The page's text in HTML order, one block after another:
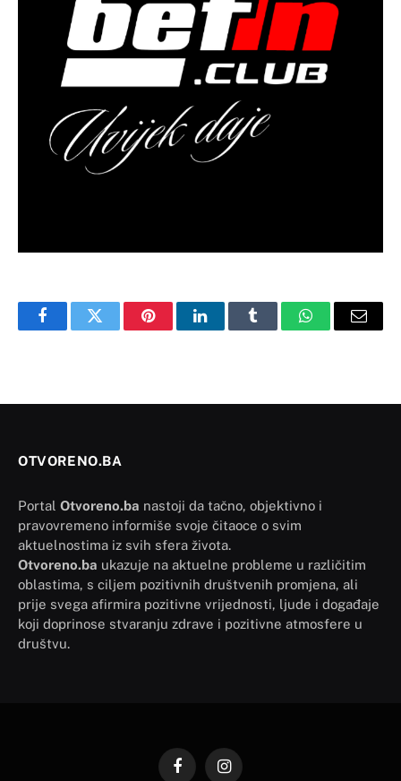
FacebookTwitter PinterestLinkedInTumblr WhatsAppEmail
OTVORENO.BA
Portal Otvoreno.ba nastoji da tačno, objektivno i
pravovremeno informiše svoje čitaoce o svim
aktuelnostima iz svih sfera života.
Otvoreno.ba ukazuje na aktuelne probleme u različitim
oblastima, s ciljem pozitivnih društvenih promjena, ali
prije svega afirmira pozitivne vrijednosti, ljude i događaje
koji doprinose stvaranju zdrave i pozitivne atmosfere u
društvu.
FacebookInstagram